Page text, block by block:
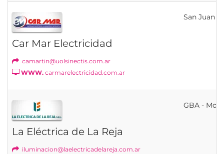
Car Mar Electricidad
camartin@uolsinectis.com.ar
WWW. carmarelectricidad.com.ar
San Juan
La Eléctrica de La Reja
iluminacion@laelectricadelareja.com.ar
GBA -